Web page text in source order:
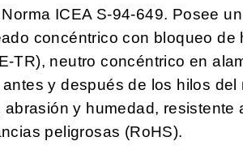
Norma ICEA S-94-649. Posee
concéntrico con bloqueo
TR), neutro concéntrico en
y después de los hilos
abrasión y humedad,
peligrosas (RoHS).